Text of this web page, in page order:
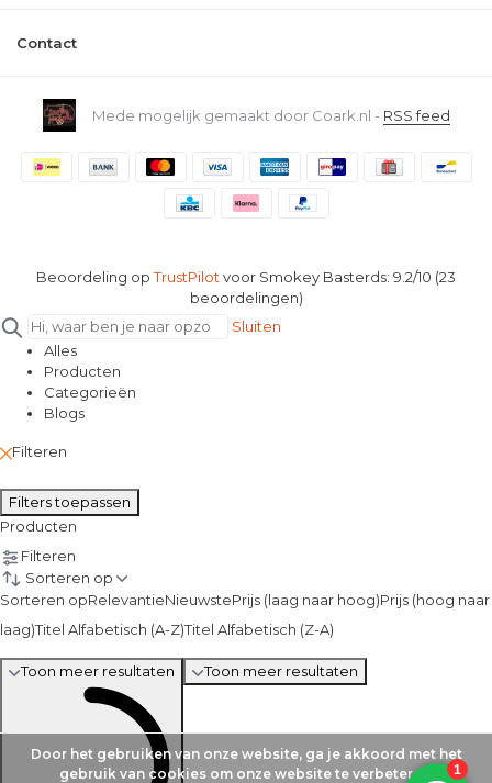
Contact
Mede mogelijk gemaakt door Coark.nl - RSS feed
Beoordeling opTrustPilot voor Smokey Basterds: 9.2/10 (23
beoordelingen)
Door het gebruiken van onze website, ga je akkoord met het
gebruik van cookies om onze website te verbeteren.
Sluiten
Alles
Producten
Categorieën
Blogs
Filteren
Filters toepassen
Producten
Filteren
Sorteren op
Sorteren opRelevantieNieuwstePrijs (laag naar hoog)Prijs (hoog naar
laag)Titel Alfabetisch (A-Z)Titel Alfabetisch (Z-A)
Toon meer resultaten Toon meer resultaten